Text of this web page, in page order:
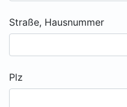
Straße, Hausnummer
Plz